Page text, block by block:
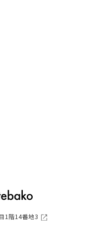
1階14番地3